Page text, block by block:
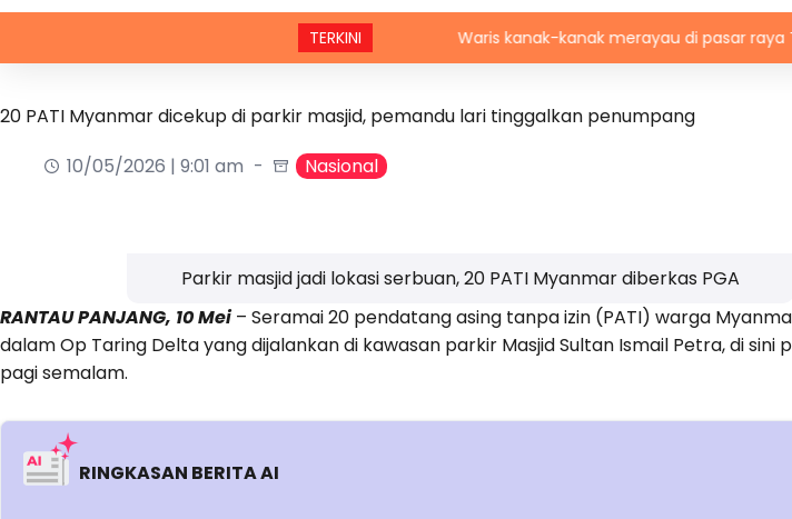
TERKINIWaris kanak-kanak merayau di pasar raya
20 PATI Myanmar dicekup di parkir masjid, pemandu lari tinggalkan penumpang
10/05/2026 | 9:01 am
Nasional
Parkir masjid jadi lokasi serbuan, 20 PATI Myanmar diberkas PGA
RANTAU PANJANG, 10 Mei– Seramai 20 pendatang asing tanpa izin (PATI) warga
dalam Op Taring Delta yang dijalankan di kawasan parkir Masjid Sultan Ismail Petra, di sini
pagi semalam.
RINGKASAN BERITA AI